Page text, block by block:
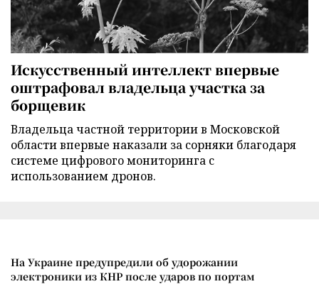
Искусственный интеллект впервые
оштрафовал владельца участка за
борщевик
Владельца частной территории в Московской
области впервые наказали за сорняки благодаря
системе цифрового мониторинга с
использованием дронов.
На Украине предупредили об удорожании
электроники из КНР после ударов по портам